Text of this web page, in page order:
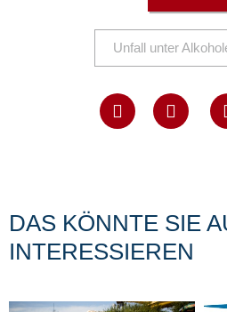
Unfall unter
DAS KÖNNTE SIE
INTERESSIEREN